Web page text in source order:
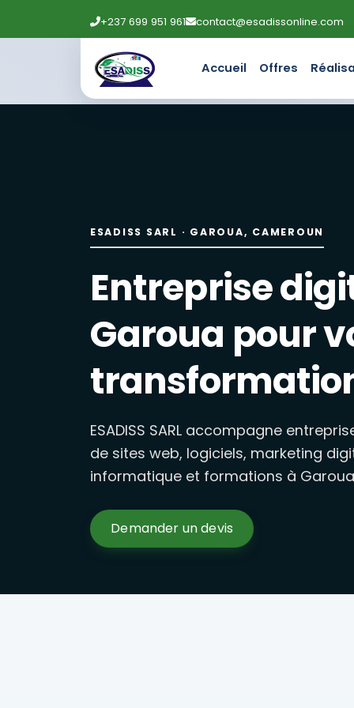
+237 699 951 961 contact@esadissonline.com
Accueil Offres
Maintenance informatique,
Maintenance préventive, installation de réseaux,
Marketing digital : réseaux
Gestion des réseaux sociaux, publicités Facebook,
Formations Excel,
Formations en présentiel à Garoua : Excel avancé,
ESADISS SARL · GAROUA, CAMEROUN
Entreprise
Garoua pour
ESADISS SARL accompagne
de sites web, logiciels, marketing
informatique et formations à
Demander un devis